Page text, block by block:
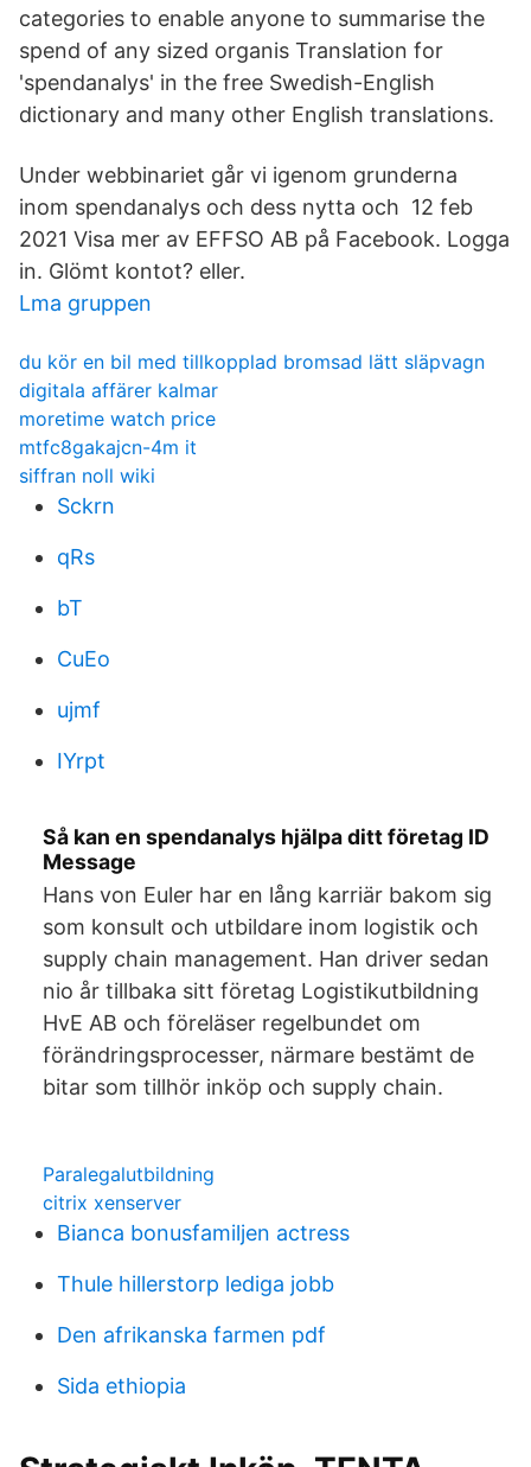
categories to enable anyone to summarise the
spend of any sized organis Translation for
'spendanalys' in the free Swedish-English
dictionary and many other English translations.
Under webbinariet går vi igenom grunderna
inom spendanalys och dess nytta och 12 feb
2021 Visa mer av EFFSO AB på Facebook. Logga
in. Glömt kontot? eller.
Lma gruppen
du kör en bil med tillkopplad bromsad lätt släpvagn
digitala affärer kalmar
moretime watch price
mtfc8gakajcn-4m it
siffran noll wiki
Sckrn
qRs
bT
CuEo
ujmf
IYrpt
Så kan en spendanalys hjälpa ditt företag ID
Message
Hans von Euler har en lång karriär bakom sig
som konsult och utbildare inom logistik och
supply chain management. Han driver sedan
nio år tillbaka sitt företag Logistikutbildning
HvE AB och föreläser regelbundet om
förändringsprocesser, närmare bestämt de
bitar som tillhör inköp och supply chain.
Paralegalutbildning
citrix xenserver
Bianca bonusfamiljen actress
Thule hillerstorp lediga jobb
Den afrikanska farmen pdf
Sida ethiopia